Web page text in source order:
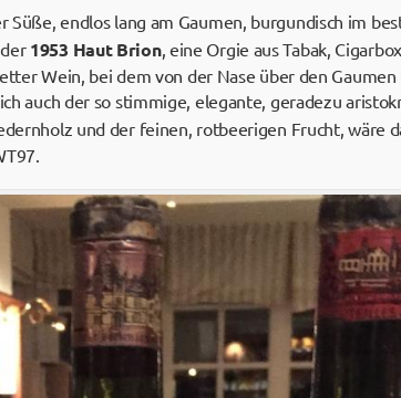
Süße, endlos lang am Gaumen, burgundisch im
1953 Haut Brion, eine Orgie aus Tabak,
Wein, bei dem von der Nase über den
auch der so stimmige, elegante, geradezu
und der feinen, rotbeerigen Frucht, wäre